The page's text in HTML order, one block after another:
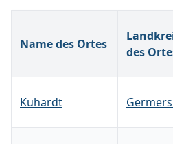
Name des Ortes
des
Kuhardt